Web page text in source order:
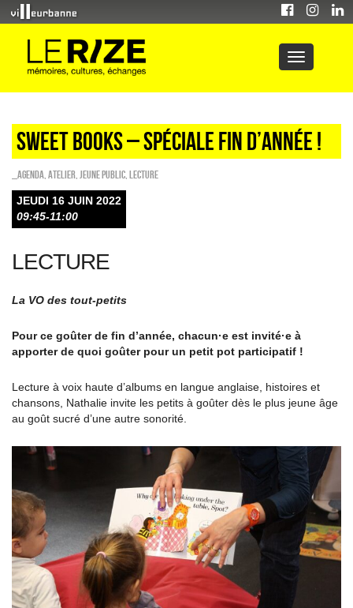
Sweet Books – spéciale fin d’année !
_Agenda Atelier Jeune public Lecture
JEUDI 16 JUIN 2022
09:45-11:00
LECTURE
La VO des tout-petits
Pour ce goûter de fin d’année, chacun·e est invité·e à
apporter de quoi goûter pour un petit pot participatif !
Lecture à voix haute d’albums en langue anglaise, histoires et
chansons, Nathalie invite les petits à goûter dès le plus jeune âge
au goût sucré d’une autre sonorité.